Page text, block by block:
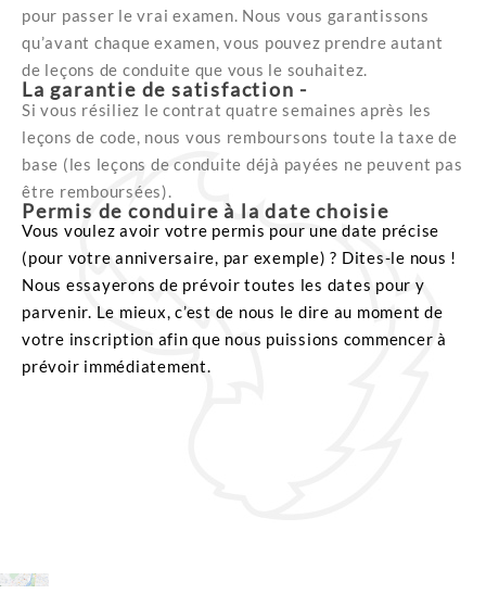
pour passer le vrai examen. Nous vous garantissons
qu’avant chaque examen, vous pouvez prendre autant
de leçons de conduite que vous le souhaitez.
La garantie de satisfaction -
Si vous résiliez le contrat quatre semaines après les
leçons de code, nous vous remboursons toute la taxe de
base (les leçons de conduite déjà payées ne peuvent pas
être remboursées).
Permis de conduire à la date choisie
Vous voulez avoir votre permis pour une date précise
(pour votre anniversaire, par exemple) ? Dites-le nous !
Nous essayerons de prévoir toutes les dates pour y
parvenir. Le mieux, c’est de nous le dire au moment de
votre inscription afin que nous puissions commencer à
prévoir immédiatement.